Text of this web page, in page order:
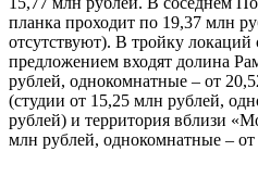
планка проходит по 19,37 млн
отсутствуют). В тройку
предложением входят долина
рублей, однокомнатные – от
(студии от 15,25 млн рублей,
рублей) и территория вблизи
млн рублей, однокомнатные –